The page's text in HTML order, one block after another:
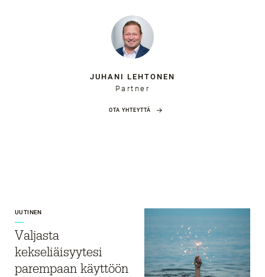
JUHANI LEHTONEN
Partner
OTA YHTEYTTÄ
UUTINEN
Valjasta
kekseliäisyytesi
parempaan käyttöön